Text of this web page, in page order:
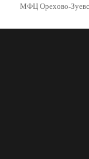
МФЦ Орехово-